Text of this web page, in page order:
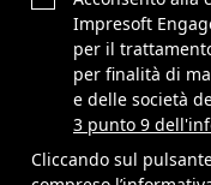
Impresoft
per il
per finalità di
e delle società
3 punto 9
Cliccando sul